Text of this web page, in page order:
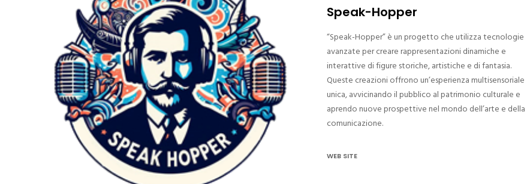
Speak-Hopper
“Speak-Hopper” è un progetto che utilizza tecnologie
avanzate per creare rappresentazioni dinamiche e
interattive di figure storiche, artistiche e di fantasia.
Queste creazioni offrono un’esperienza multisensoriale
unica, avvicinando il pubblico al patrimonio culturale e
aprendo nuove prospettive nel mondo dell’arte e della
comunicazione.
WEB SITE